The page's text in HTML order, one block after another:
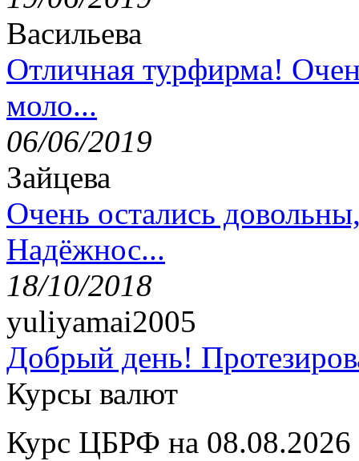
Васильева
Отличная турфирма!
моло...
06/06/2019
Зайцева
Очень остались
Надёжнос...
18/10/2018
yuliyamai2005
Добрый день!
Курсы валют
Курс ЦБРФ на 08.08.2026